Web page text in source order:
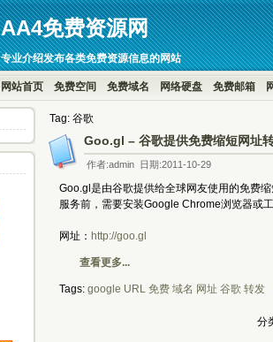
AA4免费资源网
专业介绍发布各类免费资源信息的网站
网站首页 免费空间 免费域名 网络硬盘 免费邮箱
Tag: 谷歌
Goo.gl – 谷歌提供免费缩短网址
作者:admin 日期:2011-10-29
Goo.gl是由谷歌提供给全球网友使用的免费
服务前，需要安装Google Chrome浏览器或
网址： http://goo.gl
查看更多...
Tags: google URL 免费 域名 网址 谷歌 转发
分